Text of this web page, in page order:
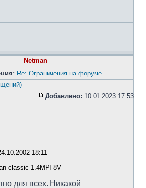
Netman
Re: Ограничения на форуме
Добавлено: 10.01.2023 17:53
18:11
classic 1.4MPI 8V
для всех. Никакой